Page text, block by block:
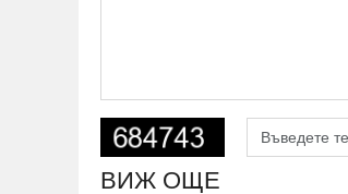
ВИЖ ОЩЕ